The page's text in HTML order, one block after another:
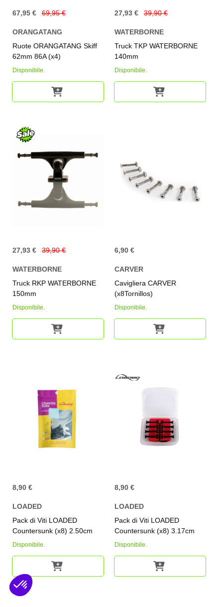
67,95 € 69,95 €
ORANGATANG
Ruote ORANGATANG Skiff
62mm 86A (x4)
Disponibile.
27,93 € 39,90 €
WATERBORNE
Truck TKP WATERBORNE
140mm
Disponibile.
27,93 € 39,90 €
WATERBORNE
Truck RKP WATERBORNE
150mm
Disponibile.
6,90 €
CARVER
Cavigliera CARVER
(x8Tornillos)
Disponibile.
8,90 €
LOADED
Pack di Viti LOADED
Countersunk (x8) 2.50cm
Disponibile.
8,90 €
LOADED
Pack di Viti LOADED
Countersunk (x8) 3.17cm
Disponibile.